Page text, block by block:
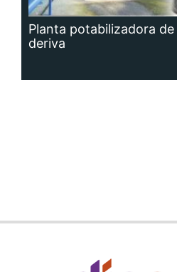
Planta potabilizadora
deriva